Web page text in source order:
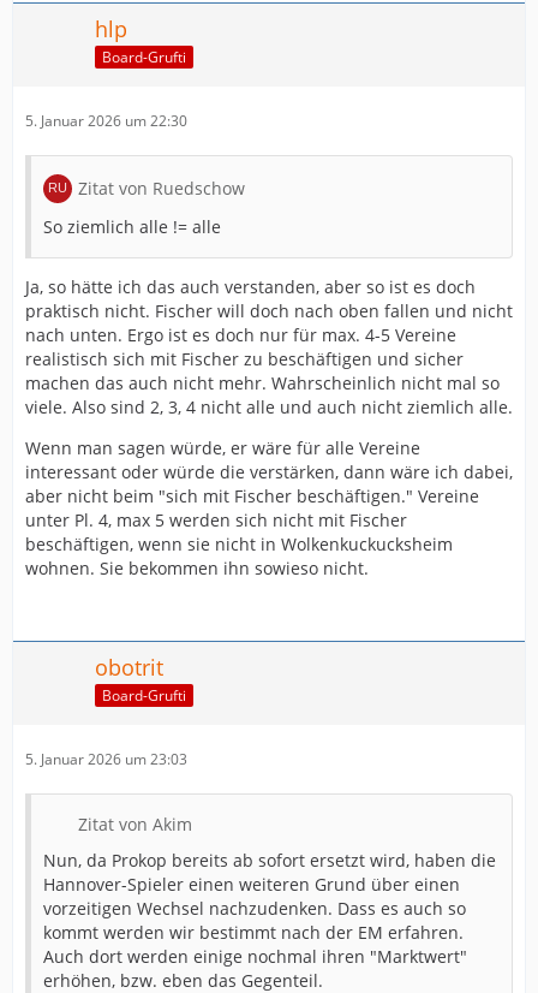
hlp
Board-Grufti
5. Januar 2026 um 22:30
Zitat von Ruedschow
So ziemlich alle != alle
Ja, so hätte ich das auch verstanden, aber so ist es doch
praktisch nicht. Fischer will doch nach oben fallen und nicht
nach unten. Ergo ist es doch nur für max. 4-5 Vereine
realistisch sich mit Fischer zu beschäftigen und sicher
machen das auch nicht mehr. Wahrscheinlich nicht mal so
viele. Also sind 2, 3, 4 nicht alle und auch nicht ziemlich alle.
Wenn man sagen würde, er wäre für alle Vereine
interessant oder würde die verstärken, dann wäre ich dabei,
aber nicht beim "sich mit Fischer beschäftigen." Vereine
unter Pl. 4, max 5 werden sich nicht mit Fischer
beschäftigen, wenn sie nicht in Wolkenkuckucksheim
wohnen. Sie bekommen ihn sowieso nicht.
obotrit
Board-Grufti
5. Januar 2026 um 23:03
Zitat von Akim
Nun, da Prokop bereits ab sofort ersetzt wird, haben die
Hannover-Spieler einen weiteren Grund über einen
vorzeitigen Wechsel nachzudenken. Dass es auch so
kommt werden wir bestimmt nach der EM erfahren.
Auch dort werden einige nochmal ihren "Marktwert"
erhöhen, bzw. eben das Gegenteil.